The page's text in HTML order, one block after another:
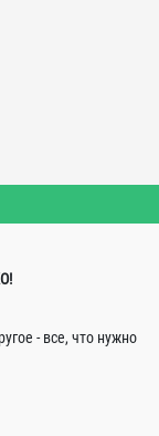
- все, что нужно